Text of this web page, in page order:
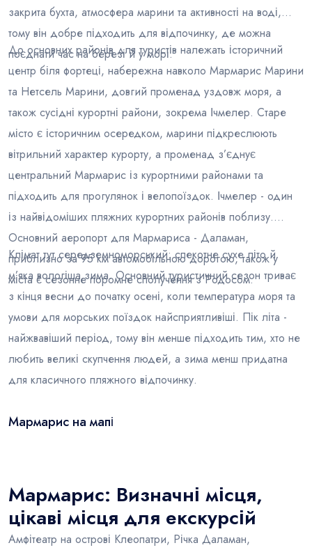
закрита бухта, атмосфера марини та активності на воді,
тому він добре підходить для відпочинку, де можна
поєднати час на березі й у морі.
До основних районів для туристів належать історичний
центр біля фортеці, набережна навколо Мармарис Марини
та Нетсель Марини, довгий променад уздовж моря, а
також сусідні курортні райони, зокрема Ічмелер. Старе
місто є історичним осередком, марини підкреслюють
вітрильний характер курорту, а променад з’єднує
центральний Мармарис із курортними районами та
підходить для прогулянок і велопоїздок. Ічмелер - один
із найвідоміших пляжних курортних районів поблизу.
Основний аеропорт для Мармариса - Даламан,
приблизно за 95 км автомобільною дорогою, також у
міста є сезонне поромне сполучення з Родосом.
Клімат тут середземноморський: спекотне сухе літо й
м’яка вологіша зима. Основний туристичний сезон триває
з кінця весни до початку осені, коли температура моря та
умови для морських поїздок найсприятливіші. Пік літа -
найжвавіший період, тому він менше підходить тим, хто не
любить великі скупчення людей, а зима менш придатна
для класичного пляжного відпочинку.
Мармарис на мапі
Мармарис: Визначні місця,
цікаві місця для екскурсій
Амфітеатр на острові Клеопатри, Річка Даламан,